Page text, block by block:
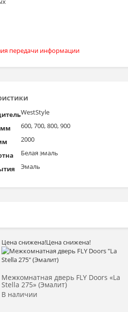
передачи информации
WestStyle
600, 700, 800, 900
2000
Белая эмаль
Эмаль
Цена снижена!Цена снижена!
Межкомнатная дверь FLY Doors «La
Stella 275» (Эмалит)
В наличии
Выбрать >